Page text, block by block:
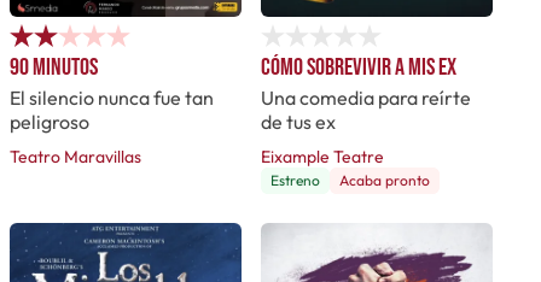
90 minutos
El silencio nunca fue tan
peligroso
Teatro Maravillas
Cómo sobrevivir a mis ex
Una comedia para reírte
de tus ex
Eixample Teatre
Estreno Acaba pronto